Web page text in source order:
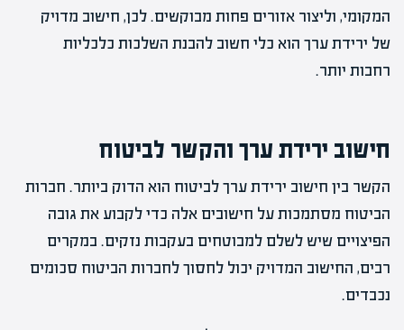
המקומי, וליצור אזורים פחות מבוקשים. לכן, חישוב מדויק
של ירידת ערך הוא כלי חשוב להבנת השלכות כלכליות
רחבות יותר.
חישוב ירידת ערך והקשר לביטוח
הקשר בין חישוב ירידת ערך לביטוח הוא הדוק ביותר. חברות
הביטוח מסתמכות על חישובים אלה כדי לקבוע את גובה
הפיצויים שיש לשלם למבוטחים בעקבות נזקים. במקרים
רבים, החישוב המדויק יכול לחסוך לחברות הביטוח סכומים
נכבדים.